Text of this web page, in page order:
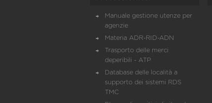
Manuale gestione utenze per
agenzie
Materia ADR-RID-ADN
Trasporto delle merci
deperibili - ATP
Database delle località a
supporto dei sistemi RDS
TMC